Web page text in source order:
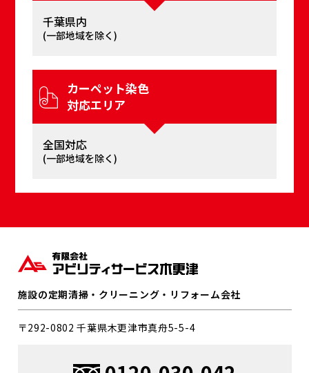
千葉県内
(⼀部地域を除く)
カーペット染⾊
対応エリア
全国対応
(⼀部地域を除く)
施設の定期清掃・クリーニング・リフォーム会社
〒292-0802 千葉県⽊更津市真⾈5-5-4